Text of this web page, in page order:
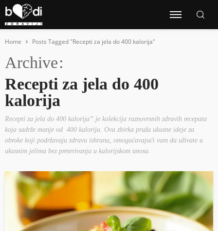
Home Posts Tagged "Recepti za jela do 400 kalorija"
Archive
Recepti za jela do 400
kalorija
Recepti za jela do 400 kalorija” je kolekcija raznovrsnih zdravih recepata
koja sadrže manje od 400 kalorija. Ova zbirka pruža ukusne ideje za
obroke koji podržavaju zdravu ishranu, omogućavajući vam da uživate u
ukusnim jelima bez preterivanja u kalorijskom unosu.